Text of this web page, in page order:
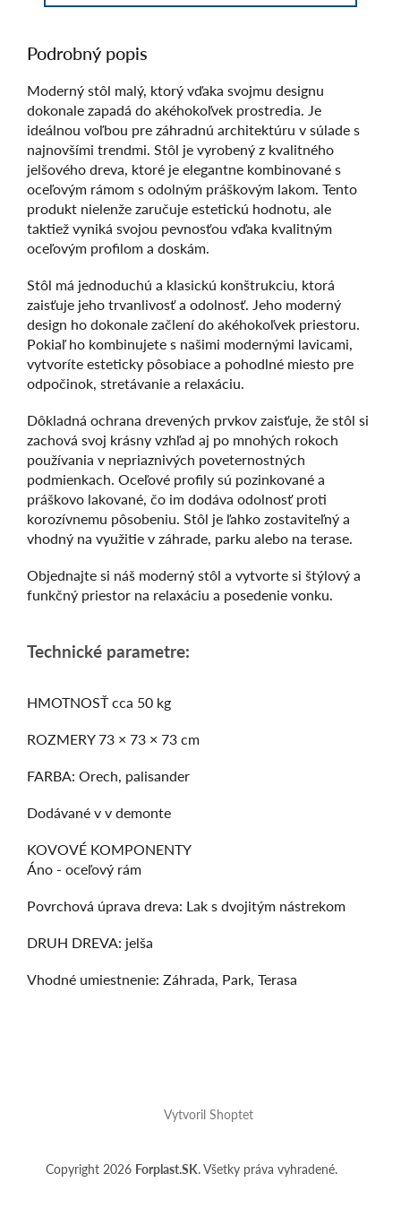
Podrobný popis
Moderný stôl malý, ktorý vďaka svojmu designu
dokonale zapadá do akéhokoľvek prostredia. Je
ideálnou voľbou pre záhradnú architektúru v súlade s
najnovšími trendmi. Stôl je vyrobený z kvalitného
jelšového dreva, ktoré je elegantne kombinované s
oceľovým rámom s odolným práškovým lakom. Tento
produkt nielenže zaručuje estetickú hodnotu, ale
taktiež vyniká svojou pevnosťou vďaka kvalitným
oceľovým profilom a doskám.
Stôl má jednoduchú a klasickú konštrukciu, ktorá
zaisťuje jeho trvanlivosť a odolnosť. Jeho moderný
design ho dokonale začlení do akéhokoľvek priestoru.
Pokiaľ ho kombinujete s našimi modernými lavicami,
vytvoríte esteticky pôsobiace a pohodlné miesto pre
odpočinok, stretávanie a relaxáciu.
Dôkladná ochrana drevených prvkov zaisťuje, že stôl si
zachová svoj krásny vzhľad aj po mnohých rokoch
používania v nepriaznivých poveternostných
podmienkach. Oceľové profily sú pozinkované a
práškovo lakované, čo im dodáva odolnosť proti
korozívnemu pôsobeniu. Stôl je ľahko zostaviteľný a
vhodný na využitie v záhrade, parku alebo na terase.
Objednajte si náš moderný stôl a vytvorte si štýlový a
funkčný priestor na relaxáciu a posedenie vonku.
Technické parametre:
HMOTNOSŤ cca 50 kg
ROZMERY 73 × 73 × 73 cm
FARBA: Orech, palisander
Dodávané v v demonte
KOVOVÉ KOMPONENTY
Áno - oceľový rám
Povrchová úprava dreva: Lak s dvojitým nástrekom
DRUH DREVA: jelša
Vhodné umiestnenie: Záhrada, Park, Terasa
Vytvoril Shoptet
Copyright 2026 Forplast.SK. Všetky práva vyhradené.